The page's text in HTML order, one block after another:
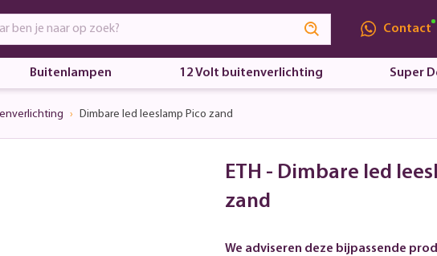
Contact
Buitenlampen 12 Volt buitenverlichting Super
Dimbare led leeslamp Pico zand
ETH - Dimbare led
zand
We adviseren deze bijpassende